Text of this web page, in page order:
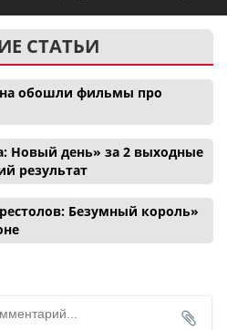
СТАТЬИ
обошли фильмы про
Новый день» за 2 выходные
результат
Безумный король»